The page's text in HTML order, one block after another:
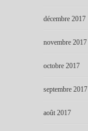
décembre 2017
novembre 2017
octobre 2017
septembre 2017
août 2017